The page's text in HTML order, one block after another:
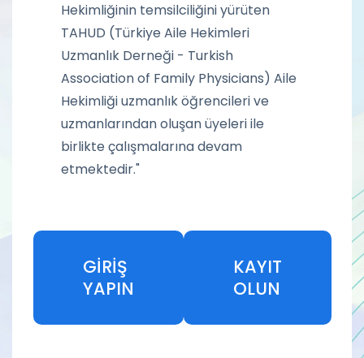
Hekimliğinin temsilciliğini yürüten
TAHUD (Türkiye Aile Hekimleri
Uzmanlık Derneği - Turkish
Association of Family Physicians) Aile
Hekimliği uzmanlık öğrencileri ve
uzmanlarından oluşan üyeleri ile
birlikte çalışmalarına devam
etmektedir."
GİRİŞ
YAPIN
KAYIT
OLUN